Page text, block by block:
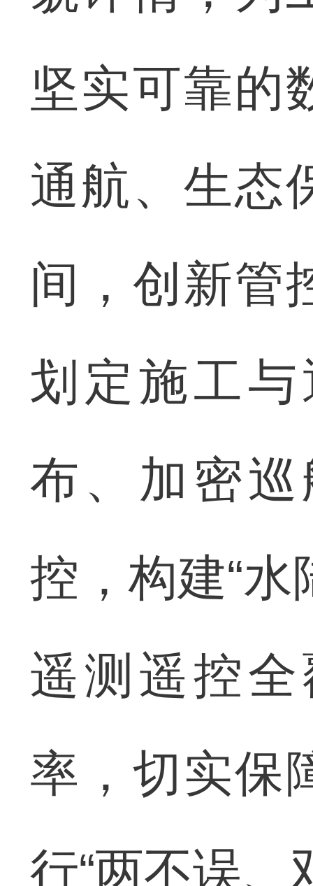
坚实可靠的
通航、生态
间，创新管
划定施工
布、加密
控，构建“
遥测遥控
率，切实保
行“两不误、